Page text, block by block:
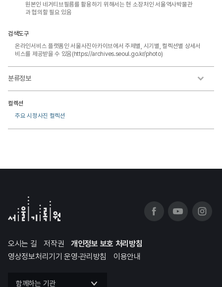
원본인 네거티브필름를 활용하기 위해서는 현 소장처인 서울역사박물관
과 협의할 필요 있음
검색도구
온라인서비스 플랫폼인 서울사진아카이브에서 주제별, 시기별, 컬렉션별 상세서
비스를 제공받을 수 있음(https://archives.seoul.go.kr/photo)
분류정보
컬렉션
주요 시정사진 컬렉션
오시는 길 저작권
개인정보 보호 처리방침
영상정보처리기기 운영·관리방침
이용안내
함께하는 기관